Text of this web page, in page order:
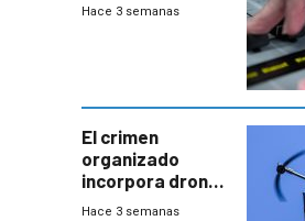
Hace 3 semanas
El crimen
organizado
incorpora drones
y abre un nuevo
Hace 3 semanas